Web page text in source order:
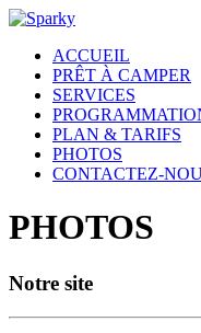
ACCUEIL
PRÊT À CAMPER
SERVICES
PLAN & TARIFS
PHOTOS
CONTACTEZ-
PHOTOS
Notre site